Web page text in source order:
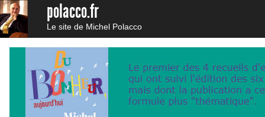
polacco.fr
Le site de Michel Polacco